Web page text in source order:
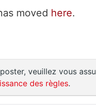
moved here.
veuillez vous
des règles.